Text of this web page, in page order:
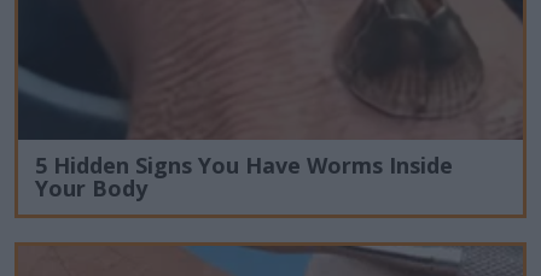
5 Hidden Signs You Have Worms Inside
Your Body